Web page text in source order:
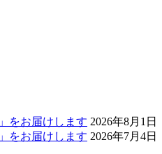
をお届けします 2026年8月1日
をお届けします 2026年7月4日